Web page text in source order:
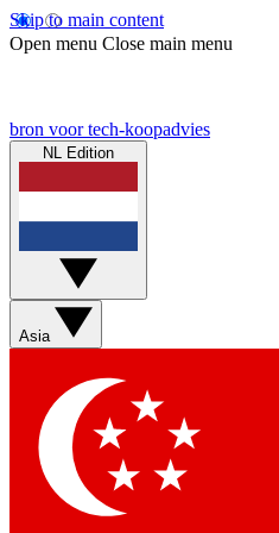
Skip to main content
Open menu Close main menu
bron voor tech-koopadvies
NL Edition
Asia